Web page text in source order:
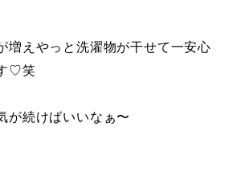
増えやっと洗濯物が干せて一安心
♡笑
が続けばいいなぁ〜